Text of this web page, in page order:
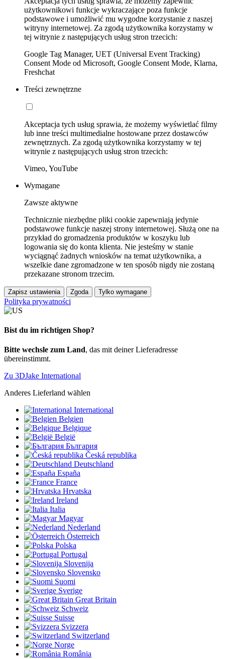
użytkownikowi funkcje wykraczające poza funkcje
podstawowe i umożliwić mu wygodne korzystanie z naszej
witryny internetowej. Za zgodą użytkownika korzystamy w
tej witrynie z następujących usług stron trzecich:
Google Tag Manager, UET (Universal Event Tracking)
Consent Mode od Microsoft, Google Consent Mode, Klarna,
Freshchat
Treści zewnętrzne
Akceptacja tych usług sprawia, że możemy wyświetlać filmy
lub inne treści multimedialne hostowane przez dostawców
zewnętrznych. Za zgodą użytkownika korzystamy w tej
witrynie z następujących usług stron trzecich:
Vimeo, YouTube
Wymagane
Zawsze aktywne
Technicznie niezbędne pliki cookie zapewniają jedynie
podstawowe funkcje naszej strony internetowej. Służą one na
przykład do gromadzenia produktów w koszyku lub
logowania się do konta klienta. Nie jesteśmy w stanie
wyciągnąć żadnych wniosków na temat użytkownika, a
wszelkie dane zgromadzone w ten sposób nigdy nie zostaną
przekazane stronom trzecim.
Zapisz ustawienia Zgoda Tylko wymagane
Polityka prywatności
Bist du im richtigen Shop?
Bitte wechsle zum Land, das mit deiner Lieferadresse
übereinstimmt.
Zu 3DJake International
Anderes Lieferland wählen
International
Belgien
Belgique
België
България
Česká republika
Deutschland
España
France
Hrvatska
Ireland
Italia
Magyar
Nederland
Österreich
Polska
Portugal
Slovenija
Slovensko
Suomi
Sverige
Great Britain
Schweiz
Suisse
Svizzera
Switzerland
Norge
România